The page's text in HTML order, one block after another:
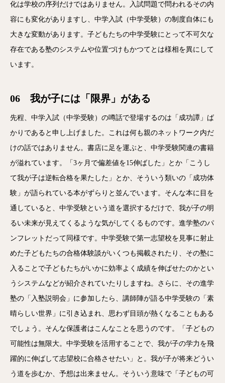
化は学校の序列だけではありません。入試問題で問われるその内
容にも変化がありますし、中学入試（中学受験）の制度自体にも
大きな変動があります。子どもたちの中学受験にとって不可欠な
存在である塾のシステムや位置づけもかつてとは様相を異にして
います。
06 我が子には「限界」がある
先程、中学入試（中学受験）の噂話で登場するのは「成功譚」ば
かりであると申し上げました。これは何も親のネットワーク内だ
けの話ではありません。書店に足を運ぶと、中学受験関連の書籍
が溢れています。「3ヶ月で偏差値を15伸ばした」とか「こうし
て我が子は逆転合格を果たした」とか、そういう類いの「成功体
験」が語られている本がずらりと並んでいます。そんな本に目を
通していると、中学受験という道を選択するだけで、我が子の明
るい未来が見えてくるような気がしてくるものです。進学塾のパ
ンフレットだって同様です。中学受験で第一志望校を見事に射止
めた子どもたちの合格体験談がいくつも掲載されたり、その塾に
入ることで子どもたちがいかに効率よく成績を伸ばせたのかとい
うシステムなどが紹介されていたりしますね。さらに、その進学
塾の「入塾説明会」に参加したら、講師陣が語る中学受験の「素
晴らしい世界」に引き込まれ、思わず目頭が熱くなることもある
でしょう。そんな保護者はこんなことを思うのです。「子どもの
可能性は無限大。中学受験を活用することで、我が子の学力を飛
躍的に伸ばして志望校に合格させたい」と。我が子が将来どうい
う道を歩むか、予想は出来ません。そういう意味で「子どもの可